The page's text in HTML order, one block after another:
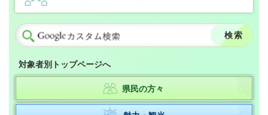
対象者別トップページへ
県民の方々